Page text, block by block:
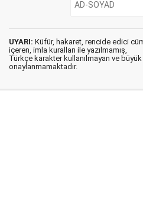
UYARI: Küfür, hakaret, rencide edici
içeren, imla kuralları ile yazılmamış,
Türkçe karakter kullanılmayan ve
onaylanmamaktadır.